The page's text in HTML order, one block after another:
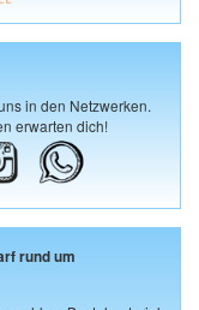
in den Netzwerken.
erwarten dich!
rund um